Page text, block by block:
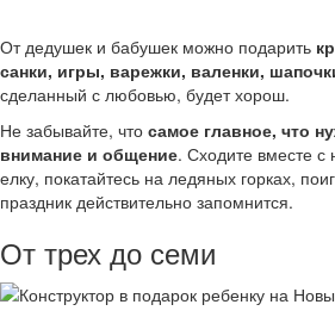
От дедушек и бабушек можно подарить
санки, игры, варежки, валенки,
сделанный с любовью, будет хорош.
Не забывайте, что самое главное, что
внимание и общение. Сходите вместе
елку, покатайтесь на ледяных горках,
праздник действительно запомнится.
От трех до семи